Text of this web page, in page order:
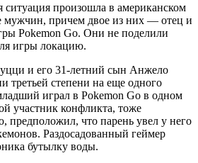
ситуация произошла в американском
мужчин, причем двое из них — отец и
Pokemon Go. Они не поделили
игры локацию.
и его 31-летний сын Анжело
третьей степени на еще одного
играл в Pokemon Go в одном
участник конфликта, тоже
предположил, что парень увел у него
Раздосадованный геймер
бутылку воды.